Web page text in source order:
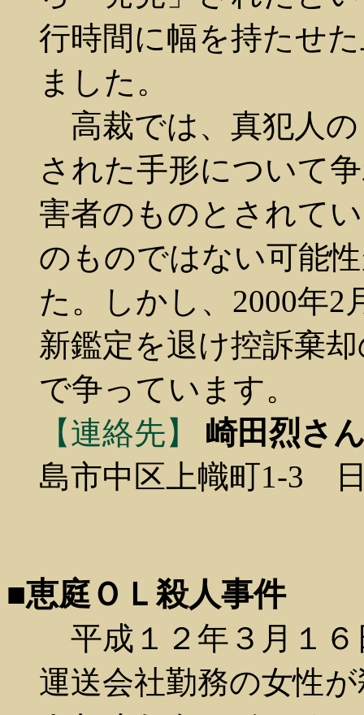
行時間に幅を持たせ
ました。
高裁では、真犯人
された手形について
害者のものとされて
のものではない可能
た。しかし、2000年2
新鑑定を退け控訴棄
で争っています。
【連絡先】
崎田烈さ
島市中区上幟町1-3
■恵庭ＯＬ殺人事件
平成１２年３月１６
運送会社勤務の女性